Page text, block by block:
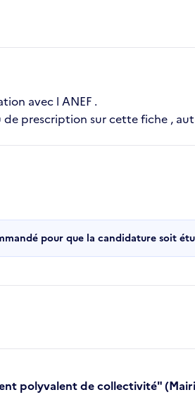
avec l ANEF .
prescription sur cette fiche ,
pour que la candidature soit
polyvalent de collectivité"